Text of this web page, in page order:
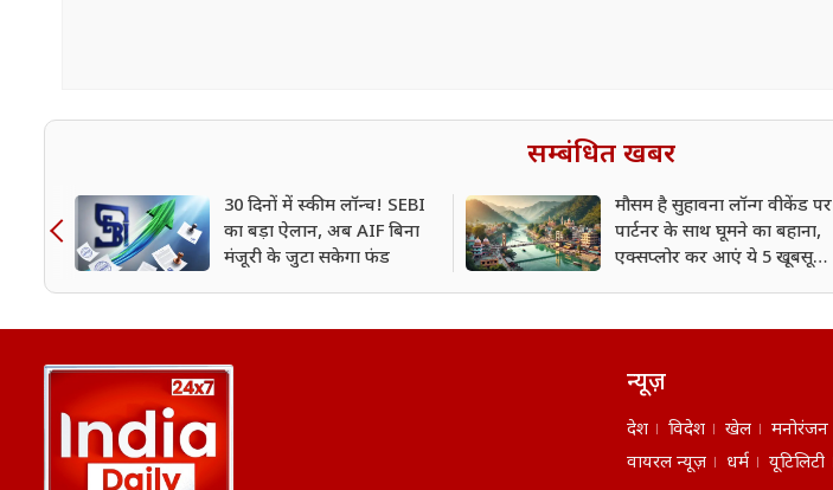
सम्बंधित खबर
30 दिनों में स्कीम लॉन्च! SEBI
का बड़ा ऐलान, अब AIF बिना
मंजूरी के जुटा सकेगा फंड
मौसम है सुहावना लॉन्ग वीकेंड पर
पार्टनर के साथ घूमने का बहाना,
एक्सप्लोर कर आएं ये 5 खूबसूरत
न्यूज़
देश विदेश खेल मनोरंजन
वायरल न्यूज़
धर्म यूटिलिटी